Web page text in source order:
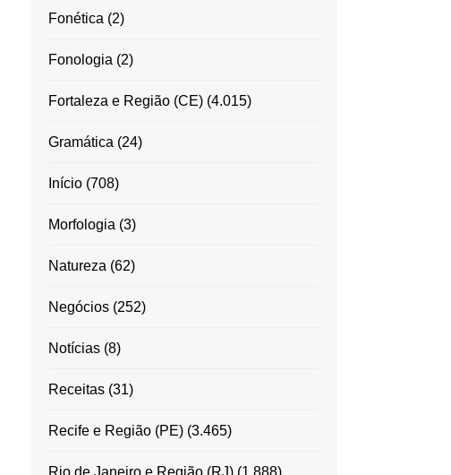
Fonética (2)
Fonologia (2)
Fortaleza e Região (CE)(4.015)
Gramática (24)
Início(708)
Morfologia (3)
Natureza (62)
Negócios(252)
Notícias(8)
Receitas(31)
Recife e Região (PE)(3.465)
Rio de Janeiro e Região (RJ)(1.888)